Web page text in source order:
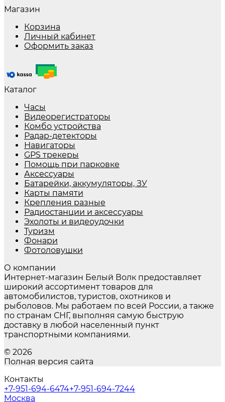
Магазин
Корзина
Личный кабинет
Оформить заказ
Каталог
Часы
Видеорегистраторы
Комбо устройства
Радар-детекторы
Навигаторы
GPS трекеры
Помощь при парковке
Аксессуары
Батарейки, аккумуляторы, ЗУ
Карты памяти
Крепления разные
Радиостанции и аксессуары
Эхолоты и видеоудочки
Туризм
Фонари
Фотоловушки
О компании
Интернет-магазин Белый Волк предоставляет
широкий ассортимент товаров для
автомобилистов, туристов, охотников и
рыболовов. Мы работаем по всей России, а также
по странам СНГ, выполняя самую быструю
доставку в любой населенный пункт
транспортными компаниями.
© 2026
Полная версия сайта
Контакты
+7-951-694-6474+7-951-694-7244
Москва